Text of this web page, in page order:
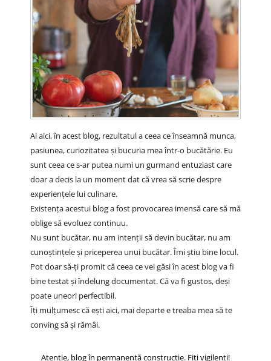
Ai aici, în acest blog, rezultatul a ceea ce înseamnă munca,
pasiunea, curiozitatea și bucuria mea într-o bucătărie. Eu
sunt ceea ce s-ar putea numi un gurmand entuziast care
doar a decis la un moment dat că vrea să scrie despre
experiențele lui culinare.
Existența acestui blog a fost provocarea imensă care să mă
oblige să evoluez continuu.
Nu sunt bucătar, nu am intenții să devin bucătar, nu am
cunoștințele și priceperea unui bucătar. Îmi știu bine locul.
Pot doar să-ți promit că ceea ce vei găsi în acest blog va fi
bine testat și îndelung documentat. Că va fi gustos, deși
poate uneori perfectibil.
Îți mulțumesc că ești aici, mai departe e treaba mea să te
conving să și rămâi.
Atenție, blog în permanentă construcție. Fiți vigilenți!